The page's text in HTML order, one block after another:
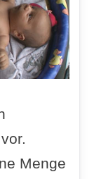
Menge